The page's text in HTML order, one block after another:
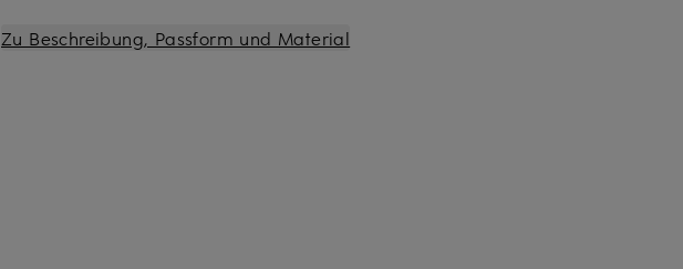
Zu Beschreibung, Passform und Material